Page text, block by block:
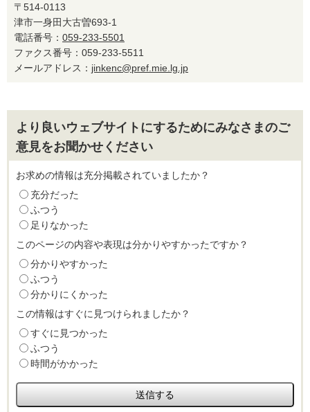
〒514-0113
津市一身田大古曽693-1
電話番号： 059-233-5501
ファクス番号：059-233-5511
メールアドレス： jinkenc@pref.mie.lg.jp
より良いウェブサイトにするためにみなさまのご
意見をお聞かせください
お求めの情報は充分掲載されていましたか？
充分だった
ふつう
足りなかった
このページの内容や表現は分かりやすかったですか？
分かりやすかった
ふつう
分かりにくかった
この情報はすぐに見つけられましたか？
すぐに見つかった
ふつう
時間がかかった